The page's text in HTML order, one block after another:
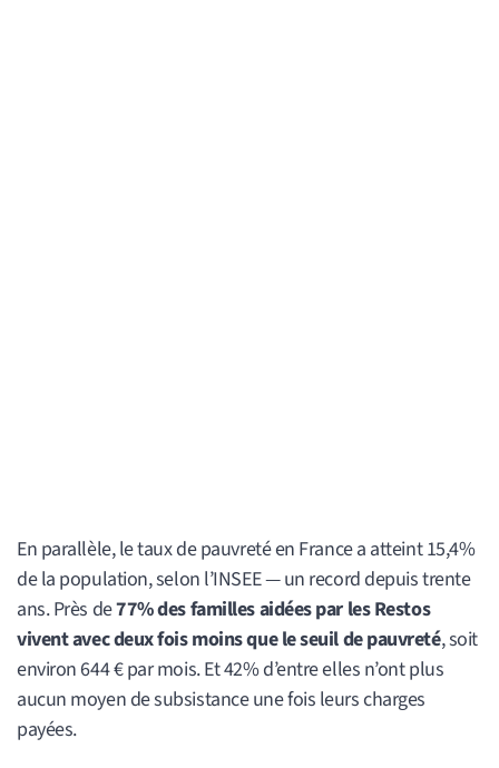
En parallèle, le taux de pauvreté en France a atteint 15,4%
de la population, selon l’INSEE — un record depuis trente
ans. Près de77% des familles aidées par les Restos
vivent avec deux fois moins que le seuil de pauvreté, soit
environ 644 € par mois. Et 42% d’entre elles n’ont plus
aucun moyen de subsistance une fois leurs charges
payées.